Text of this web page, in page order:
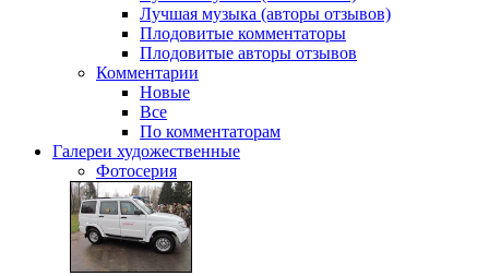
Лучшая музыка (авторы отзывов)
Плодовитые комментаторы
Плодовитые авторы отзывов
Комментарии
Новые
Все
По комментаторам
Галереи художественные
Фотосерия